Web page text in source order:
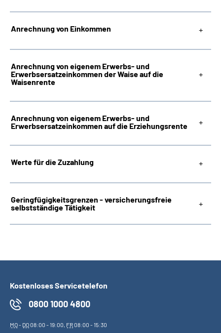
Anrechnung von Einkommen
Anrechnung von eigenem Erwerbs- und
Erwerbsersatzeinkommen der Waise auf die
Waisenrente
Anrechnung von eigenem Erwerbs- und
Erwerbsersatzeinkommen auf die Erziehungsrente
Werte für die Zuzahlung
Geringfügigkeitsgrenzen - versicherungsfreie
selbstständige Tätigkeit
Kostenloses Servicetelefon
0800 1000 4800
MO- DO08:00 - 19:00, FR08:00 - 15:30